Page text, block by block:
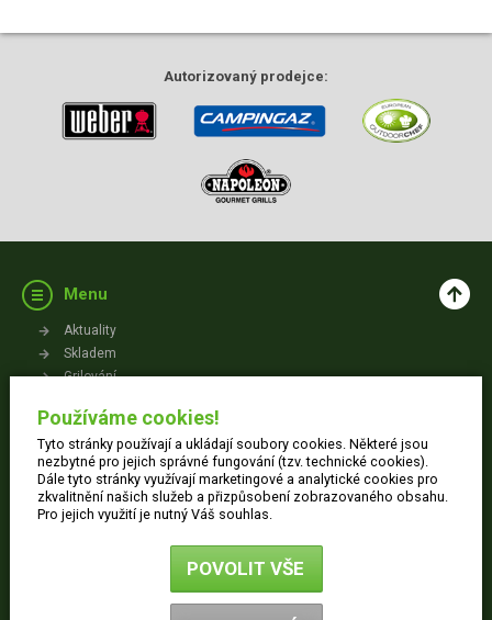
Autorizovaný prodejce:
Menu
Aktuality
Skladem
Grilování
Kontakt
Vše o nákupu
Jak nakupovat
Obchodní podmínky
Dodací informace
Ochrana osobních údajů
Používáme cookies!
Tyto stránky používají a ukládají soubory cookies. Některé jsou
nezbytné pro jejich správné fungování (tzv. technické cookies).
Dále tyto stránky využívají marketingové a analytické cookies pro
zkvalitnění našich služeb a přizpůsobení zobrazovaného obsahu.
Pro jejich využití je nutný Váš souhlas.
POVOLIT VŠE